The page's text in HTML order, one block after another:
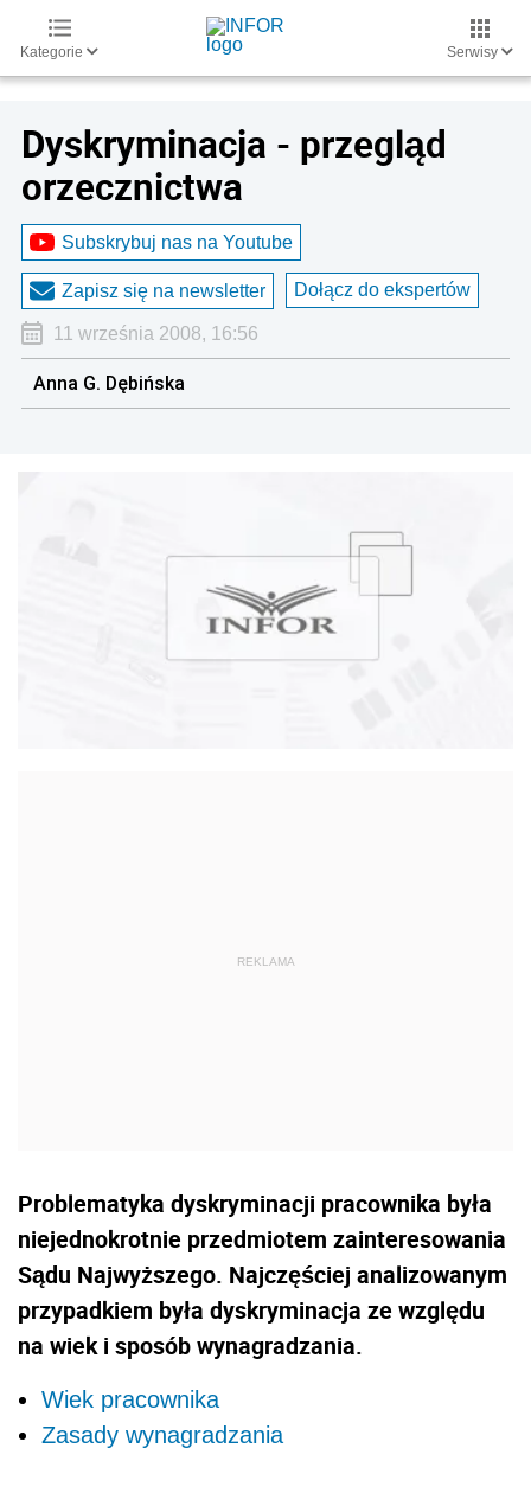
Kategorie Serwisy
Dyskryminacja - przegląd
orzecznictwa
Subskrybuj nas na Youtube
Zapisz się na newsletter Dołącz do ekspertów
11 września 2008, 16:56
Anna G. Dębińska
Problematyka dyskryminacji pracownika była
niejednokrotnie przedmiotem zainteresowania
Sądu Najwyższego. Najczęściej analizowanym
przypadkiem była dyskryminacja ze względu
na wiek i sposób wynagradzania.
Wiek pracownika
Zasady wynagradzania